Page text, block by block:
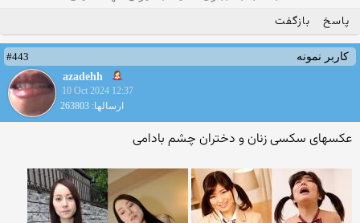
پاسخ بازگفت
کاربر نمونه
#443
azadehh
10 Oct 2024 12:37
ارسالها: 263803
عکسهای سکسی زنان و دختران چشم بادامی